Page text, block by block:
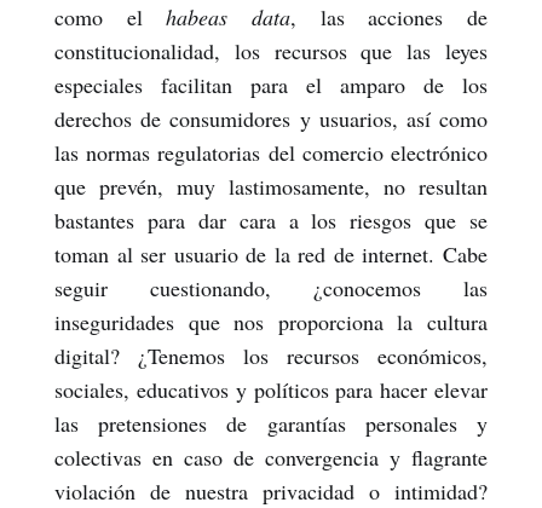
como elhabeas data, las acciones de
constitucionalidad, los recursos que las leyes
especiales facilitan para el amparo de los
derechos de consumidores y usuarios, así como
las normas regulatorias del comercio electrónico
que prevén, muy lastimosamente, no resultan
bastantes para dar cara a los riesgos que se
toman al ser usuario de la red de internet. Cabe
seguir cuestionando, ¿conocemos las
inseguridades que nos proporciona la cultura
digital? ¿Tenemos los recursos económicos,
sociales, educativos y políticos para hacer elevar
las pretensiones de garantías personales y
colectivas en caso de convergencia y flagrante
violación de nuestra privacidad o intimidad?